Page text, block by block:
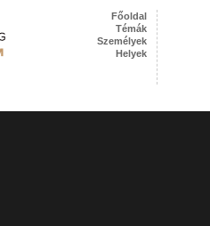
Főoldal
Témák
Személyek
Helyek